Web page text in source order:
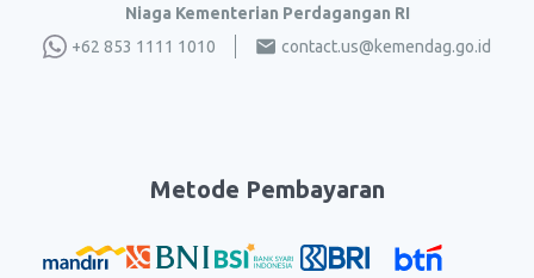
Niaga Kementerian Perdagangan RI
+62 853 1111 1010
contact.us@kemendag.go.id
Metode Pembayaran